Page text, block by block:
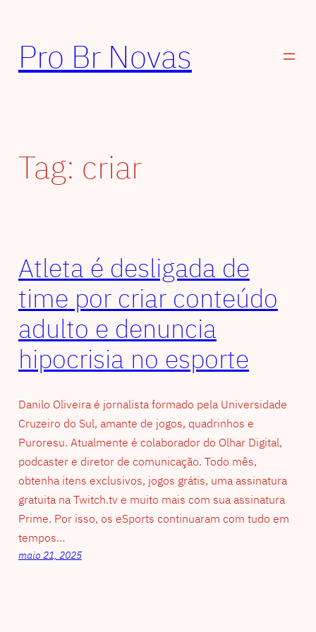
conteúdo
Pro Br Novas
Tag: criar
Atleta é desligada de
time por criar conteúdo
adulto e denuncia
hipocrisia no esporte
Danilo Oliveira é jornalista formado pela Universidade
Cruzeiro do Sul, amante de jogos, quadrinhos e
Puroresu. Atualmente é colaborador do Olhar Digital,
podcaster e diretor de comunicação. Todo mês,
obtenha itens exclusivos, jogos grátis, uma assinatura
gratuita na Twitch.tv e muito mais com sua assinatura
Prime. Por isso, os eSports continuaram com tudo em
tempos…
maio 21, 2025